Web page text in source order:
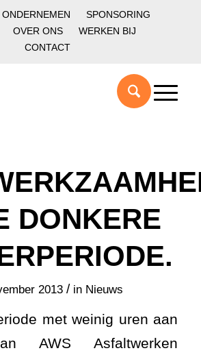
SPONSORING
OVER ONS
WERKEN BIJ
CONTACT
DONKERE
2013 / in Nieuws
met weinig uren aan
AWS Asfaltwerken